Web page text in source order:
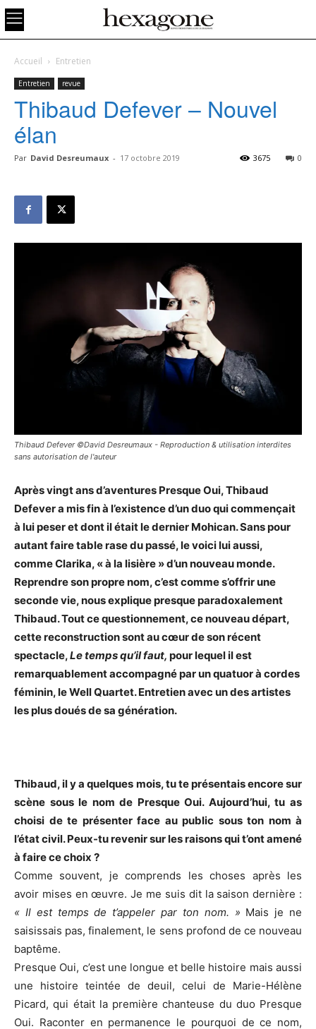
Accueil Entretien
Entretien revue
Thibaud Defever – Nouvel
élan
Par David Desreumaux - 17 octobre 2019 0
3675
Thibaud Defever ©David Desreumaux - Reproduction & utilisation interdites
sans autorisation de l'auteur
Après vingt ans d’aventures Presque Oui, Thibaud
Defever a mis fin à l’existence d’un duo qui commençait
à lui peser et dont il était le dernier Mohican. Sans pour
autant faire table rase du passé, le voici lui aussi,
comme Clarika, « à la lisière » d’un nouveau monde.
Reprendre son propre nom, c’est comme s’offrir une
seconde vie, nous explique presque paradoxalement
Thibaud. Tout ce questionnement, ce nouveau départ,
cette reconstruction sont au cœur de son récent
spectacle,Le temps qu’il faut, pour lequel il est
remarquablement accompagné par un quatuor à cordes
féminin, le Well Quartet. Entretien avec un des artistes
les plus doués de sa génération.
Thibaud, il y a quelques mois, tu te présentais encore sur
scène sous le nom de Presque Oui. Aujourd’hui, tu as
choisi de te présenter face au public sous ton nom à
l’état civil. Peux-tu revenir sur les raisons qui t’ont amené
à faire ce choix ?
Comme souvent, je comprends les choses après les
avoir mises en œuvre. Je me suis dit la saison dernière :
« Il est temps de t’appeler par ton nom. » Mais je ne
saisissais pas, finalement, le sens profond de ce nouveau
baptême.
Presque Oui, c’est une longue et belle histoire mais aussi
une histoire teintée de deuil, celui de Marie-Hélène
Picard, qui était la première chanteuse du duo Presque
Oui. Raconter en permanence le pourquoi de ce nom,